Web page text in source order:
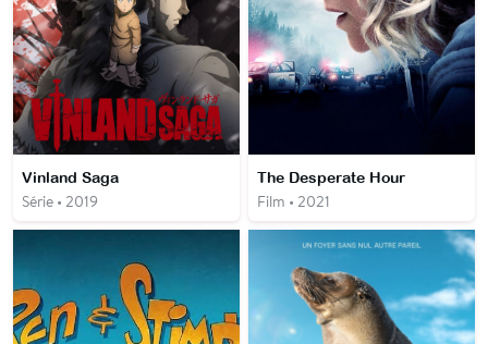
Vinland Saga
Série • 2019
The Desperate Hour
Film • 2021